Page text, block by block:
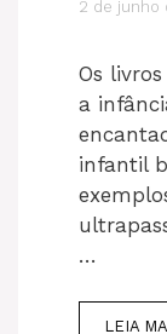
2 de junho
Os
a
infantil
…
LEIA